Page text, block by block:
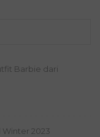
Barbie dari
Winter 2023